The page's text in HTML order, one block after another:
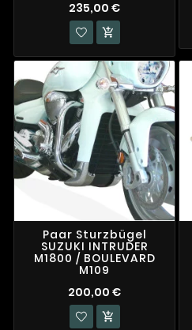
235,00 €

Paar Sturzbügel
SUZUKI INTRUDER
M1800 / BOULEVARD
M109
200,00 €
